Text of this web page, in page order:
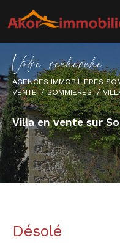
Votre recherche
AGENCES IMMOBILIÈRES
VENTE
SOMMIERES
Villa en vente sur
Désolé